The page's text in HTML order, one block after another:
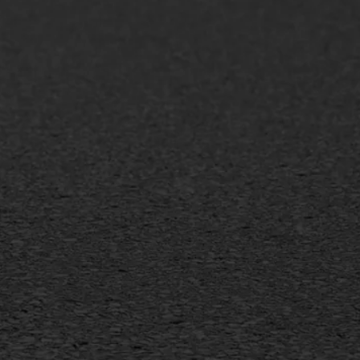
Inschrijven nieuwsbrief
Duurzaam ondernemen